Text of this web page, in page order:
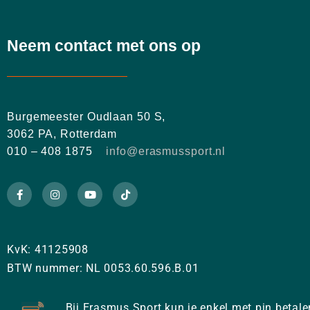
Neem contact met ons op
Burgemeester Oudlaan 50 S,
3062 PA, Rotterdam
010 – 408 1875 info@erasmussport.nl
KvK: 41125908
BTW nummer: NL 0053.60.596.B.01